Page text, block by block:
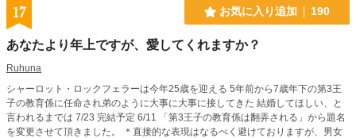
17 お気に入り追加 190
あなたより年上ですが、愛してくれますか？
Ruhuna
シャーロット・ロックフェラーは今年25歳を迎える 5年前から7歳年下の第3王
子の教育係に任命され弟のように大事に大事に接してきた 結婚してほしい、と
言われるまでは 7/23 完結予定 6/11 「第3王子の教育係は翻弄される」から題名
を変更させて頂きました。 ＊直接的な表現はなるべく避けておりますが、男女